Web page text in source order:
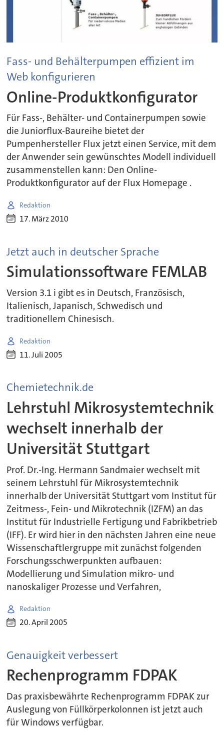
Fass- und Behälterpumpen effizient im
Web konfigurieren
Online-Produktkonfigurator
Für Fass-, Behälter- und Containerpumpen sowie
die Juniorflux-Baureihe bietet der
Pumpenhersteller Flux jetzt einen Service, mit dem
der Anwender sein gewünschtes Modell individuell
zusammenstellen kann: Den Online-
Produktkonfigurator auf der Flux Homepage .
Redaktion
17. März 2010
Jetzt auch in deutscher Sprache
Simulationssoftware FEMLAB
Version 3.1 i gibt es in Deutsch, Französisch,
Italienisch, Japanisch, Schwedisch und
traditionellem Chinesisch.
Redaktion
11. Juli 2005
Chemietechnik.de
Lehrstuhl Mikrosystemtechnik
wechselt innerhalb der
Universität Stuttgart
Prof. Dr.-Ing. Hermann Sandmaier wechselt mit
seinem Lehrstuhl für Mikrosystemtechnik
innerhalb der Universität Stuttgart vom Institut für
Zeitmess-, Fein- und Mikrotechnik (IZFM) an das
Institut für Industrielle Fertigung und Fabrikbetrieb
(IFF). Er wird hier in den nächsten Jahren eine neue
Wissenschaftlergruppe mit zunächst folgenden
Forschungsschwerpunkten aufbauen:
Modellierung und Simulation mikro- und
nanoskaliger Prozesse und Verfahren,
Redaktion
20. April 2005
Genauigkeit verbessert
Rechenprogramm FDPAK
Das praxisbewährte Rechenprogramm FDPAK zur
Auslegung von Füllkörperkolonnen ist jetzt auch
für Windows verfügbar.